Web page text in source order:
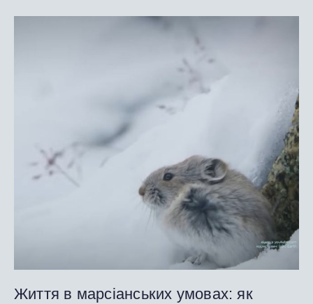
Життя в марсіанських умовах: як